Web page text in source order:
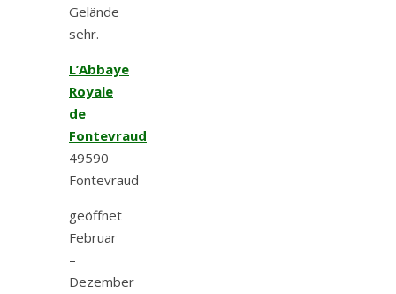
Gelände
sehr.
L’Abbaye
Royale
de
Fontevraud
49590
Fontevraud
geöffnet
Februar
–
Dezember